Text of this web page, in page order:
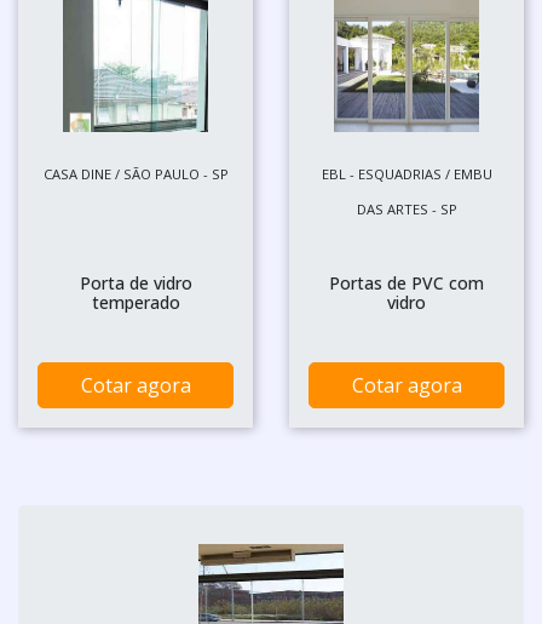
CASA DINE / SÃO PAULO - SP
Porta de vidro
temperado
Cotar agora
EBL - ESQUADRIAS / EMBU
DAS ARTES - SP
Portas de PVC com
vidro
Cotar agora